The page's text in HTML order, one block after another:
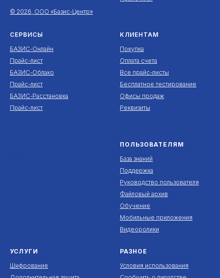
© 2026, ООО «Базис-Центр»
СЕРВИСЫ
БАЗИС-Онлайн
Прайс-лист
БАЗИС-Облако
Прайс-лист
БАЗИС-Расстановка
Прайс-лист
КЛИЕНТАМ
Покупка
Оплата счета
Все прайс-листы
Бесплатное тестирование
Офисы продаж
Реквизиты
ПОЛЬЗОВАТЕЛЯМ
База знаний
Поддержка
Руководство пользователя
Файловый архив
Обучение
Мобильные приложения
Видеоролики
УСЛУГИ
Шифрование
РАЗНОЕ
Условия использования